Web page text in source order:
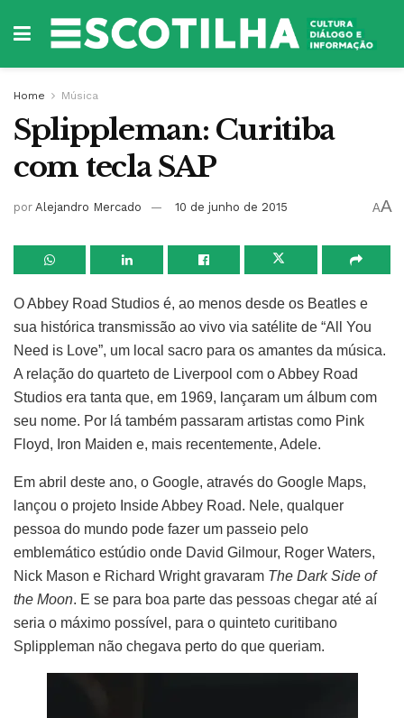
Home Música
Splippleman: Curitiba
com tecla SAP
por Alejandro Mercado 10 de junho de 2015 AA
O Abbey Road Studios é, ao menos desde os Beatles e
sua histórica transmissão ao vivo via satélite de “All You
Need is Love”, um local sacro para os amantes da música.
A relação do quarteto de Liverpool com o Abbey Road
Studios era tanta que, em 1969, lançaram um álbum com
seu nome. Por lá também passaram artistas como Pink
Floyd, Iron Maiden e, mais recentemente, Adele.
Em abril deste ano, o Google, através do Google Maps,
lançou o projeto Inside Abbey Road. Nele, qualquer
pessoa do mundo pode fazer um passeio pelo
emblemático estúdio onde David Gilmour, Roger Waters,
Nick Mason e Richard Wright gravaram The Dark Side of
the Moon. E se para boa parte das pessoas chegar até aí
seria o máximo possível, para o quinteto curitibano
Splippleman não chegava perto do que queriam.